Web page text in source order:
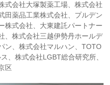
式会社大塚製薬工場、株式会社
田薬品工業株式会社、プルデン
株式会社、大東建託パートナー
、株式会社三越伊勢丹ホールデ
ン、株式会社マルハン、TOTO
、株式会社LGBT総合研究所、
区